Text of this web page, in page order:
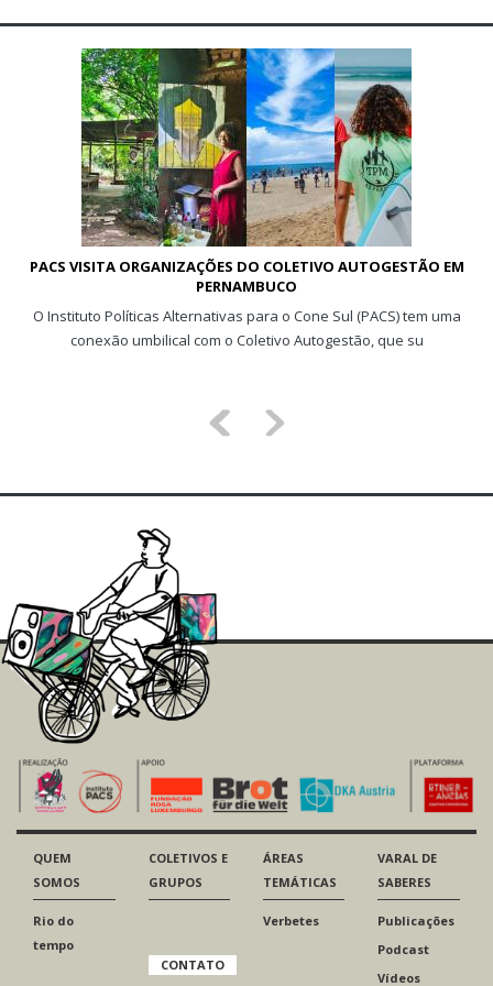
PACS VISITA ORGANIZAÇÕES DO COLETIVO AUTOGESTÃO EM
PERNAMBUCO
O Instituto Políticas Alternativas para o Cone Sul (PACS) tem uma
conexão umbilical com o Coletivo Autogestão, que su
< >
QUEM
SOMOS
Rio do
tempo
COLETIVOS E
GRUPOS
CONTATO
ÁREAS
TEMÁTICAS
Verbetes
VARAL DE
SABERES
Publicações
Podcast
Vídeos